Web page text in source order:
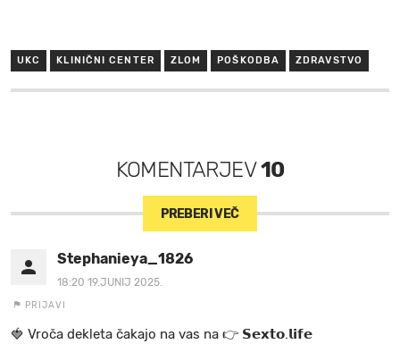
UKC KLINIČNI CENTER ZLOM POŠKODBA ZDRAVSTVO
KOMENTARJEV10
PREBERI VEČ
Stephanieya_1826
18:20 19.JUNIJ 2025.
PRIJAVI
🍓 V r o č a d e k l e t a ča k a jo na va s n a 👉 𝗦𝗲𝘅𝘁𝗼.𝗹𝗶𝗳𝗲